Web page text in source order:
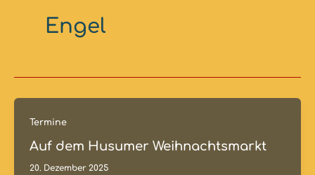
Engel
Termine
Auf dem Husumer Weihnachtsmarkt
20. Dezember 2025